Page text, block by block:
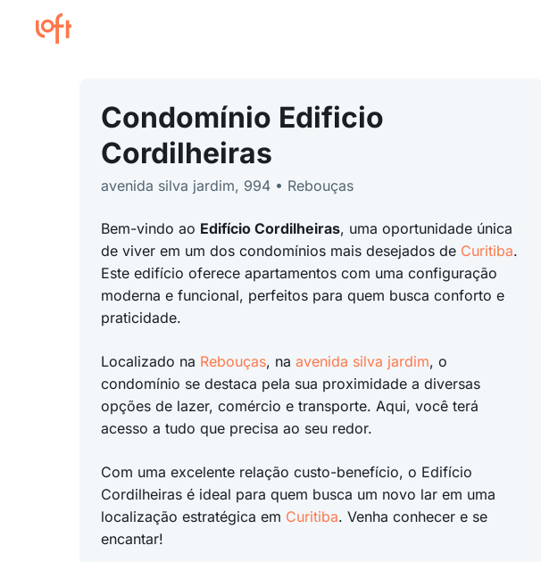
Condomínio Edificio
Cordilheiras
avenida silva jardim, 994 • Rebouças
Bem-vindo ao Edifício Cordilheiras, uma oportunidade única
de viver em um dos condomínios mais desejados de Curitiba.
Este edifício oferece apartamentos com uma configuração
moderna e funcional, perfeitos para quem busca conforto e
praticidade.
Localizado na Rebouças, na avenida silva jardim, o
condomínio se destaca pela sua proximidade a diversas
opções de lazer, comércio e transporte. Aqui, você terá
acesso a tudo que precisa ao seu redor.
Com uma excelente relação custo-benefício, o Edifício
Cordilheiras é ideal para quem busca um novo lar em uma
localização estratégica em Curitiba. Venha conhecer e se
encantar!